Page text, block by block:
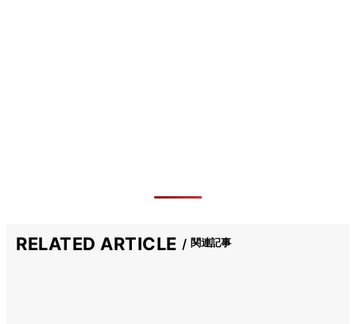
RELATED ARTICLE 関連記事